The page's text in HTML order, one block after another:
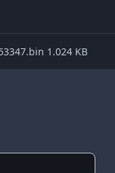
1.024 KB